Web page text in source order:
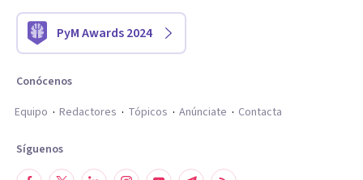
PyM Awards 2024
Conócenos
Equipo
Redactores Tópicos Anúnciate Contacta
Síguenos